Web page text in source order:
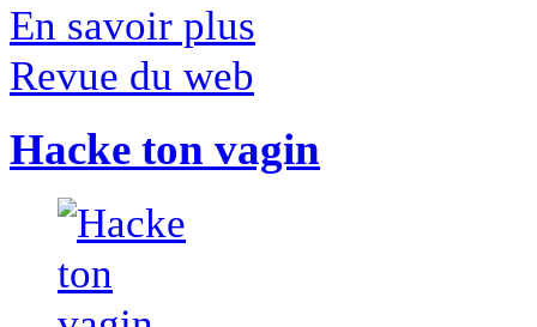
En savoir plus
Revue du web
Hacke ton vagin